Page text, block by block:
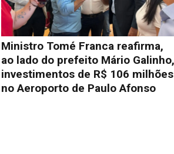
Ministro Tomé Franca reafirma,
ao lado do prefeito Mário Galinho,
investimentos de R$ 106 milhões
no Aeroporto de Paulo Afonso